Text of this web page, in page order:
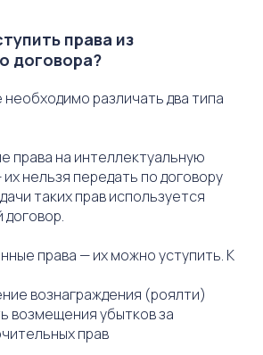
права из
договора?
различать два типа
права на интеллектуальную
нельзя передать по договору
таких прав используется
права — их можно уступить. К
вознаграждения (роялти)
возмещения убытков за
прав